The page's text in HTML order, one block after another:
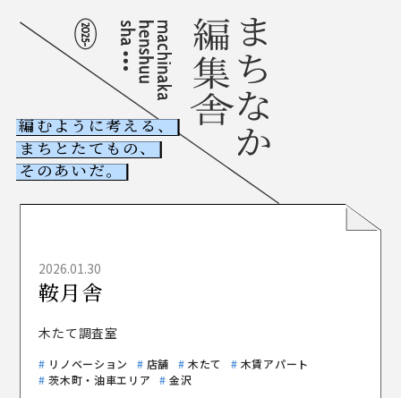
NEWS
古ビル調査室
CONTACT
編むように考える、
まちとたてもの、
そのあいだ。
2026.01.30
鞍月舎
木たて調査室
リノベーション 店舗 木たて
木賃アパート
茨木町・油車エリア
金沢